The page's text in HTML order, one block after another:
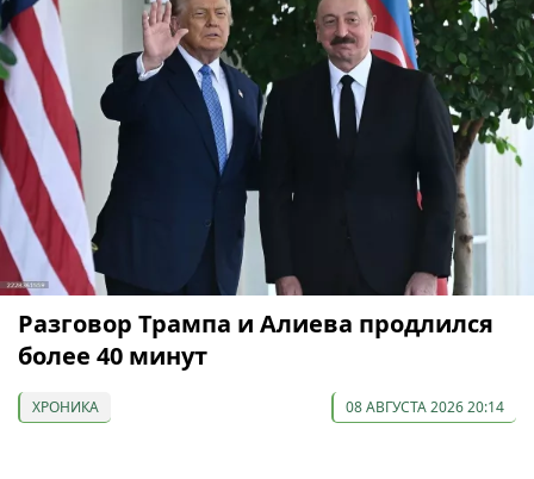
Разговор Трампа и Алиева продлился
более 40 минут
ХРОНИКА 08 АВГУСТА 2026 20:14